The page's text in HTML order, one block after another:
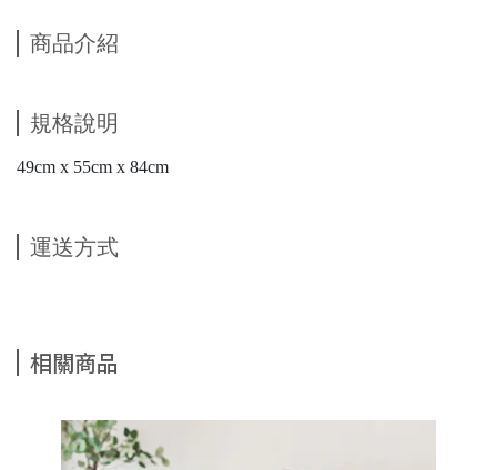
商品介紹
規格說明
49cm x 55cm x 84cm
運送方式
相關商品